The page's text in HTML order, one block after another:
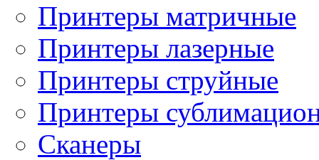
Принтеры матричные
Принтеры лазерные
Принтеры струйные
Принтеры
Сканеры